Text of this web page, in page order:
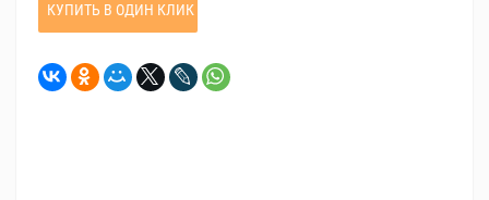
КУПИТЬ В ОДИН КЛИК